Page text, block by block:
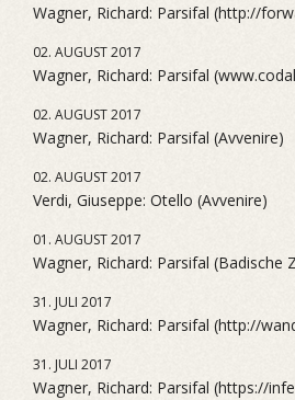
Wagner, Richard: Parsifal (http://
02. AUGUST 2017
Wagner, Richard: Parsifal
02. AUGUST 2017
Wagner, Richard: Parsifal (Avvenire)
02. AUGUST 2017
Verdi, Giuseppe: Otello (Avvenire)
01. AUGUST 2017
Wagner, Richard: Parsifal (Badische
31. JULI 2017
Wagner, Richard: Parsifal (http://
31. JULI 2017
Wagner, Richard: Parsifal (https://